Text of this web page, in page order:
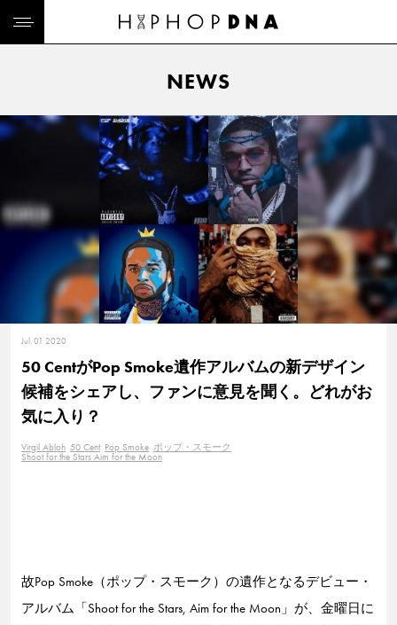
NEWS
Jul. 01 2020
50 CentがPop Smoke遺作アルバムの新デザイン
候補をシェアし、ファンに意見を聞く。どれがお
気に入り？
Virgil Abloh 50 Cent Pop Smoke ポップ・スモーク
Shoot for the Stars Aim for the Moon
故Pop Smoke（ポップ・スモーク）の遺作となるデビュー・
アルバム「Shoot for the Stars, Aim for the Moon」が、金曜日に